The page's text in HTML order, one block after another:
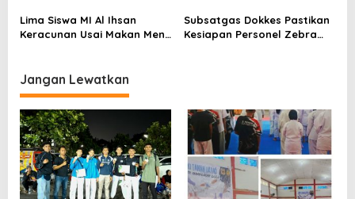
Lima Siswa MI Al Ihsan
Keracunan Usai Makan Menu
Subsatgas Dokkes Pastikan
Kesiapan Personel Zebra
Jangan Lewatkan